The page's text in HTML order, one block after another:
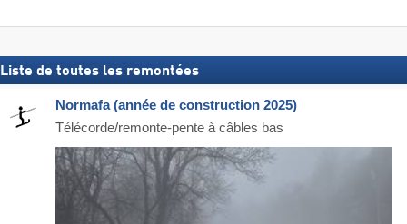
Liste de toutes les remontées
Normafa (année de construction 2025)
Télécorde/remonte-pente à câbles bas